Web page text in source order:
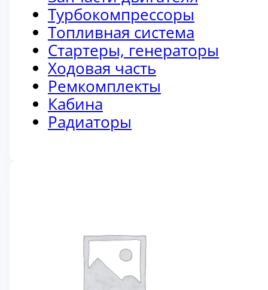
Турбокомпрессоры
Топливная система
Стартеры, генераторы
Ходовая часть
Ремкомплекты
Кабина
Радиаторы